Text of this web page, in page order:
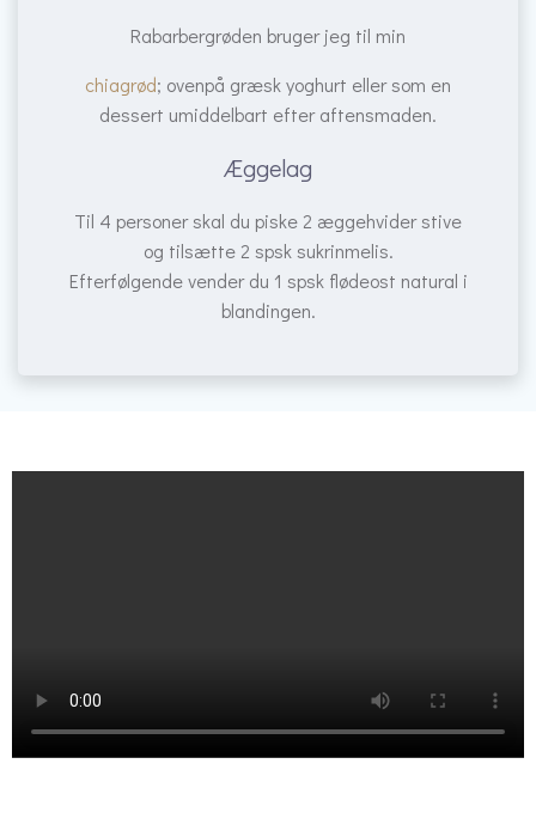
Rabarbergrøden bruger jeg til min
chiagrød; ovenpå græsk yoghurt eller som en
dessert umiddelbart efter aftensmaden.
Æggelag
Til 4 personer skal du piske 2 æggehvider stive
og tilsætte 2 spsk sukrinmelis.
Efterfølgende vender du 1 spsk flødeost natural i
blandingen.